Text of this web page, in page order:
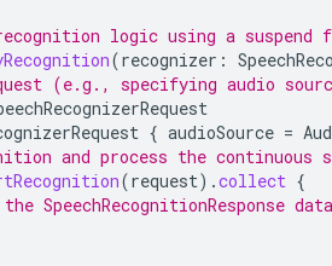
logic using a suspend
(recognizer :
(e.g., specifying audio
{ audioSource =
and process the continuous
(request).collect {
SpeechRecognitionResponse